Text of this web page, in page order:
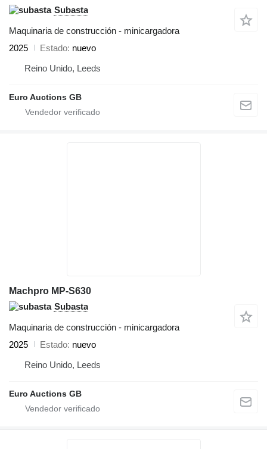
Subasta
Maquinaria de construcción - minicargadora
2025
Estado nuevo
Reino Unido, Leeds
Euro Auctions GB
Machpro MP-S630
Subasta
Maquinaria de construcción - minicargadora
2025
Estado nuevo
Reino Unido, Leeds
Euro Auctions GB